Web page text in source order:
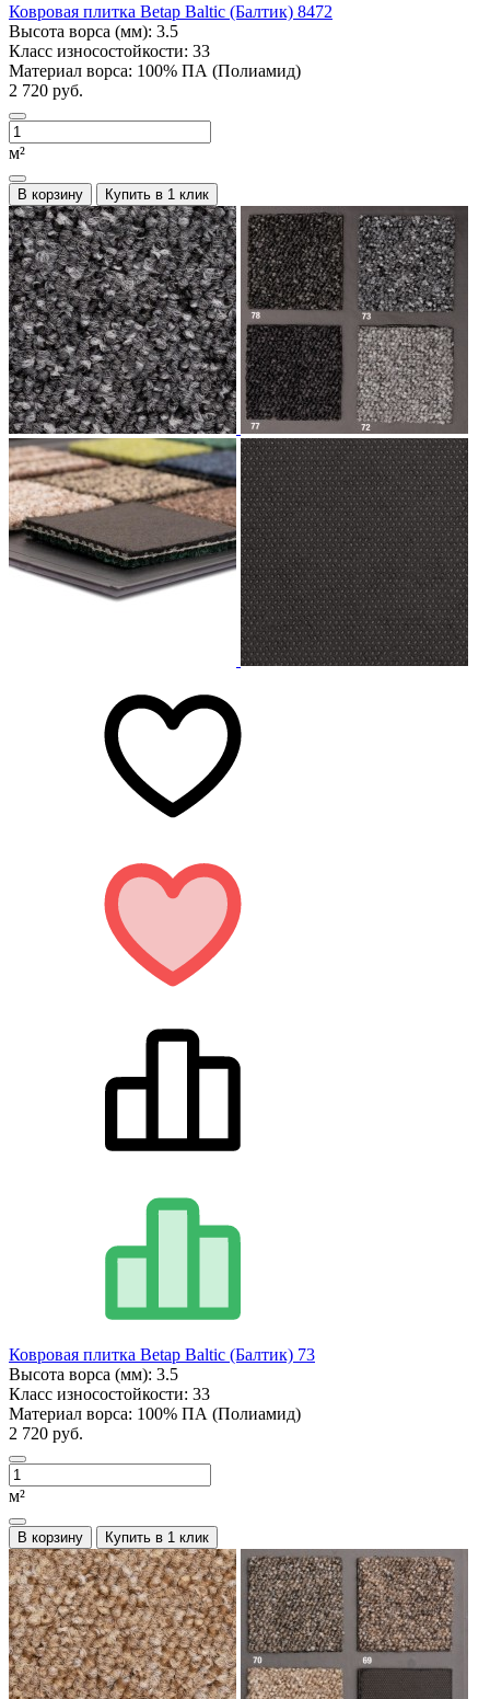
Ковровая плитка Betap Baltic (Балтик) 8472
Высота ворса (мм): 3.5
Класс износостойкости: 33
Материал ворса: 100% ПА (Полиамид)
2 720 руб.
м²
В корзину Купить в 1 клик
Ковровая плитка Betap Baltic (Балтик) 73
Высота ворса (мм): 3.5
Класс износостойкости: 33
Материал ворса: 100% ПА (Полиамид)
2 720 руб.
м²
В корзину Купить в 1 клик